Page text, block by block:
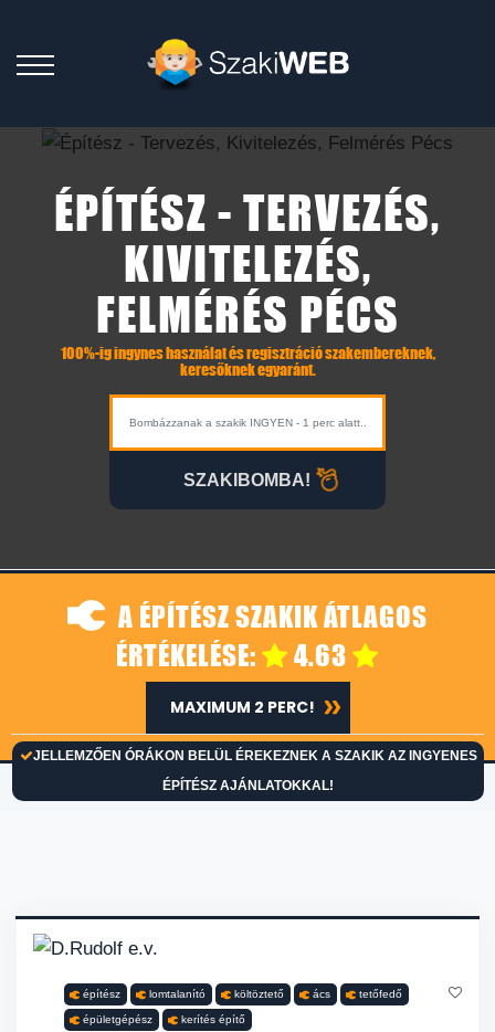
ÉPÍTÉSZ - TERVEZÉS,
KIVITELEZÉS,
FELMÉRÉS PÉCS
100%-ig ingynes használat és regisztráció szakembereknek,
keresőknek egyaránt.
SZAKIBOMBA!
A ÉPÍTÉSZ SZAKIK ÁTLAGOS
ÉRTÉKELÉSE:
4.63
JELLEMZŐEN ÓRÁKON BELÜL ÉREKEZNEK A SZAKIK AZ INGYENES
ÉPÍTÉSZ AJÁNLATOKKAL!
MAXIMUM 2 PERC!
építész lomtalanító költöztető ács tetőfedő
épületgépész kerítés építő